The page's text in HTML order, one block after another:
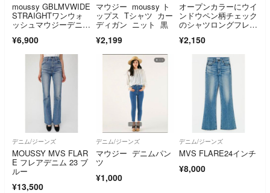
moussy GBLMVWIDE
STRAIGHTワンウォ
ッシュマウジーデニム
¥6,900
マウジー moussy ト
ップス Tシャツ カー
ディガン ニット 黒
¥2,199
オープンカラーにウイ
ンドウペン柄チェック
のシャツロングフレア
¥2,150
デニム/ジーンズ
MOUSSY MVS FLAR
E フレアデニム 23 ブ
ルー
¥13,500
デニム/ジーンズ
マウジー デニムパン
ツ
¥1,000
デニム/ジーンズ
MVS FLARE24インチ
¥8,000